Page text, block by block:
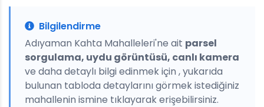
Bilgilendirme
Adıyaman Kahta Mahalleleri'ne ait parsel
sorgulama, uydu görüntüsü, canlı kamera
ve daha detaylı bilgi edinmek için , yukarıda
bulunan tabloda detaylarını görmek istediğiniz
mahallenin ismine tıklayarak erişebilirsiniz.